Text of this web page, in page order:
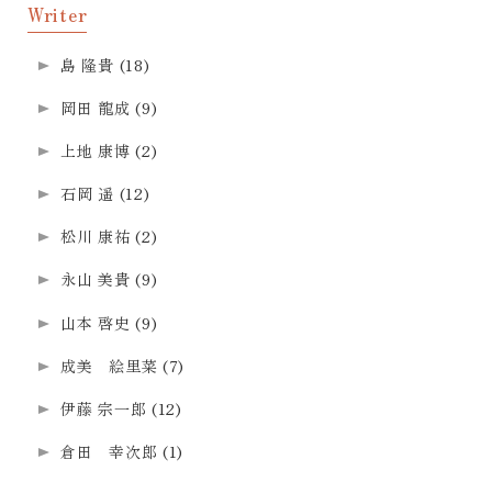
Writer
島 隆貴 (18)
岡田 龍成 (9)
上地 康博 (2)
石岡 遥 (12)
松川 康祐 (2)
永山 美貴 (9)
山本 啓史 (9)
成美 絵里菜 (7)
伊藤 宗一郎 (12)
倉田 幸次郎 (1)